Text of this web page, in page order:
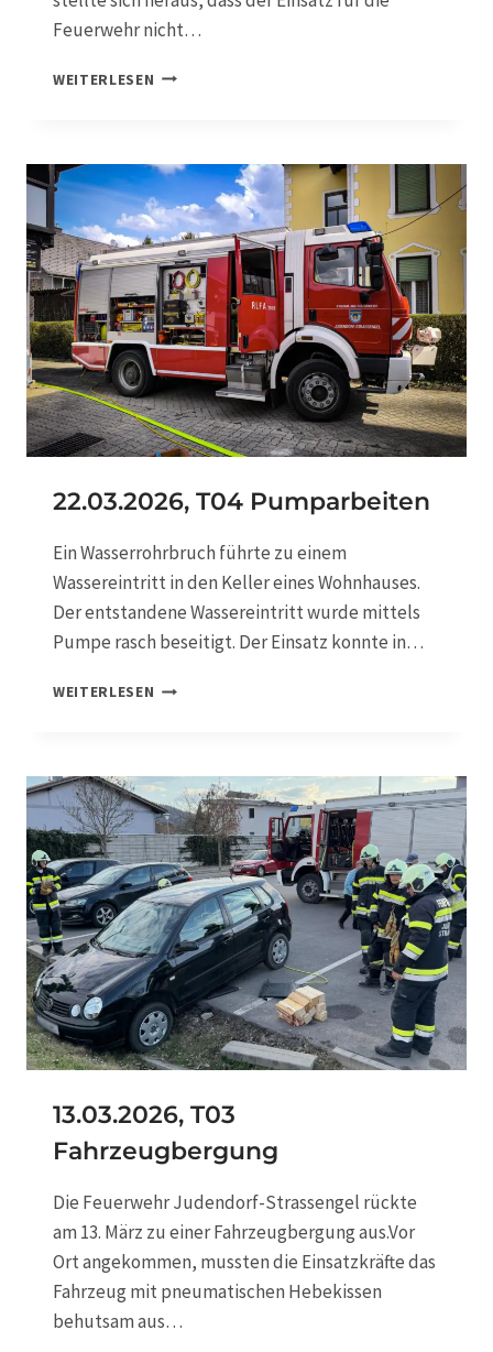
N
A
Feuerwehr nicht…
WEITERLESEN 2
3
.
2
0
2
6
,
T
0
2
T
Ü
R
F
F
U
N
G
22.03.2026, T04 Pumparbeiten
Ein Wasserrohrbruch führte zu einem
Wassereintritt in den Keller eines Wohnhauses.
Der entstandene Wassereintritt wurde mittels
Pumpe rasch beseitigt. Der Einsatz konnte in…
WEITERLESEN 2
3
.
2
0
2
6
,
T
0
4
P
U
M
A
R
B
I
E
N
13.03.2026, T03
Fahrzeugbergung
Die Feuerwehr Judendorf-Strassengel rückte
am 13. März zu einer Fahrzeugbergung aus.Vor
Ort angekommen, mussten die Einsatzkräfte das
Fahrzeug mit pneumatischen Hebekissen
behutsam aus…